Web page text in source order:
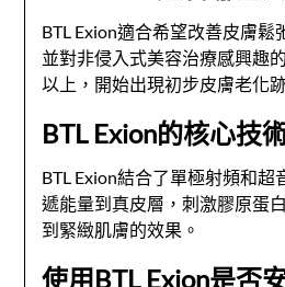
BTL Exion適合希望改善皮膚鬆
並對非侵入式美容治療感興趣
以上，開始出現初步皮膚老化
BTL Exion的核心技
BTL Exion結合了單極射頻和超
遞能量到真皮層，刺激膠原蛋
到緊緻肌膚的效果。
使用BTL Exion是否